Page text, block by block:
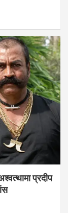
प्रदीप